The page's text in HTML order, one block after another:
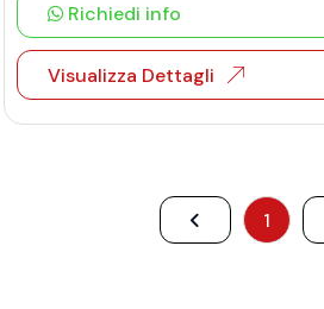
Richiedi info
Visualizza Dettagli
1